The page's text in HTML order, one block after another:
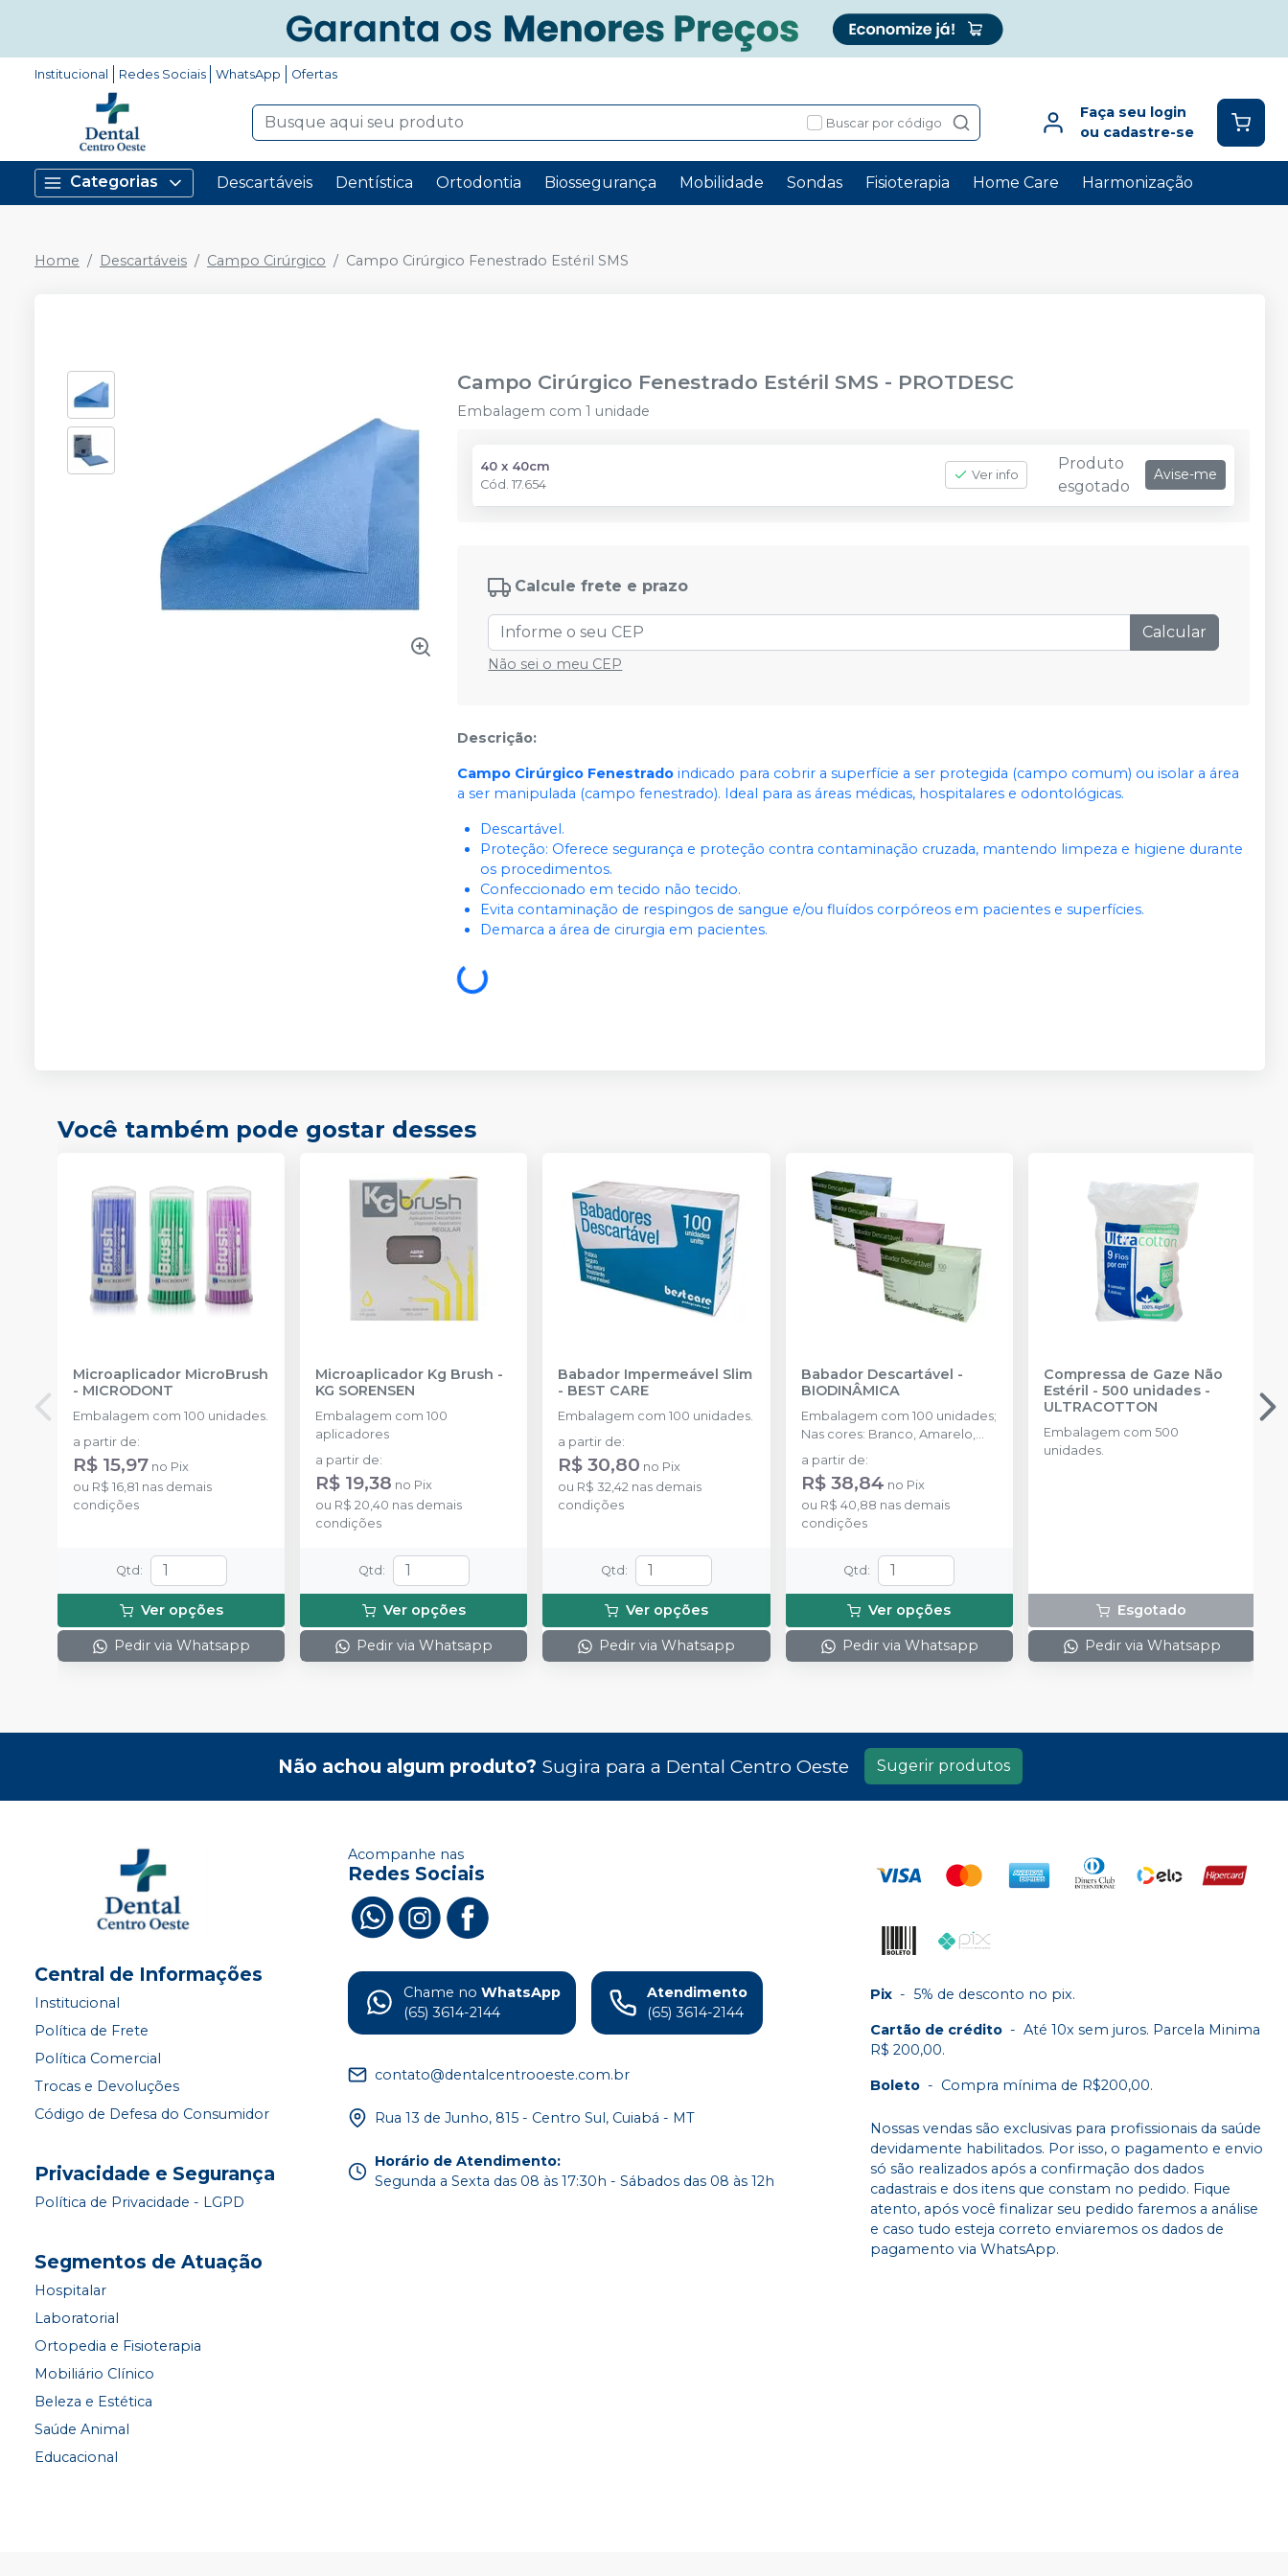
Institucional Redes Sociais WhatsApp Ofertas
Buscar por código
Faça seu login
ou cadastre-se
Categorias Descartáveis Dentística Ortodontia Biossegurança Mobilidade Sondas Fisioterapia Home Care Harmonização
Home Descartáveis Campo Cirúrgico Campo Cirúrgico Fenestrado Estéril SMS
Campo Cirúrgico Fenestrado Estéril SMS - PROTDESC
Embalagem com 1 unidade
40 x 40cm
Cód.17.654
Ver info
Produto
esgotado
Avise-me
Calcule frete e prazo
Calcular
Não sei o meu CEP
Descrição:
Campo Cirúrgico Fenestrado indicado para cobrir a superfície a ser protegida (campo comum) ou isolar a área
a ser manipulada (campo fenestrado). Ideal para as áreas médicas, hospitalares e odontológicas.
Descartável.
Proteção: Oferece segurança e proteção contra contaminação cruzada, mantendo limpeza e higiene durante
os procedimentos.
Confeccionado em tecido não tecido.
Evita contaminação de respingos de sangue e/ou fluídos corpóreos em pacientes e superfícies.
Demarca a área de cirurgia em pacientes.
Você também pode gostar desses
Microaplicador MicroBrush
- MICRODONT
Embalagem com 100 unidades.
a partir de:
R$ 15,97 no Pix
ou R$ 16,81 nas demais
condições
Qtd :
Ver opções
Pedir via Whatsapp
Microaplicador Kg Brush -
KG SORENSEN
Embalagem com 100
aplicadores
a partir de:
R$ 19,38 no Pix
ou R$ 20,40 nas demais
condições
Qtd :
Ver opções
Pedir via Whatsapp
Babador Impermeável Slim
- BEST CARE
Embalagem com 100 unidades.
a partir de:
R$ 30,80 no Pix
ou R$ 32,42 nas demais
condições
Qtd :
Ver opções
Pedir via Whatsapp
Babador Descartável -
BIODINÂMICA
Embalagem com 100 unidades;
Nas cores: Branco, Amarelo,
Azul, Rosa, Verde e Misto.
a partir de:
R$ 38,84 no Pix
ou R$ 40,88 nas demais
condições
Qtd :
Ver opções
Pedir via Whatsapp
Compressa de Gaze Não
Estéril - 500 unidades-
ULTRACOTTON
Embalagem com 500
unidades.
Esgotado
Pedir via Whatsapp
Não achou algum produto? Sugira para a Dental Centro Oeste Sugerir produtos
Central de Informações
Institucional
Política de Frete
Política Comercial
Trocas e Devoluções
Código de Defesa do Consumidor
Privacidade e Segurança
Política de Privacidade - LGPD
Segmentos de Atuação
Hospitalar
Laboratorial
Ortopedia e Fisioterapia
Mobiliário Clínico
Beleza e Estética
Saúde Animal
Educacional
Acompanhe nas
Redes Sociais
Chame no WhatsApp
(65) 3614-2144
Atendimento
(65) 3614-2144
contato@dentalcentrooeste.com.br
Rua 13 de Junho, 815 - Centro Sul, Cuiabá - MT
Horário de Atendimento:
Segunda a Sexta das 08 às 17:30h - Sábados das 08 às 12h
Pix - 5% de desconto no pix.
Cartão de crédito - Até 10x sem juros. Parcela Minima
R$ 200,00.
Boleto - Compra mínima de R$200,00.
Nossas vendas são exclusivas para profissionais da saúde
devidamente habilitados. Por isso, o pagamento e envio
só são realizados após a confirmação dos dados
cadastrais e dos itens que constam no pedido. Fique
atento, após você finalizar seu pedido faremos a análise
e caso tudo esteja correto enviaremos os dados de
pagamento via WhatsApp.